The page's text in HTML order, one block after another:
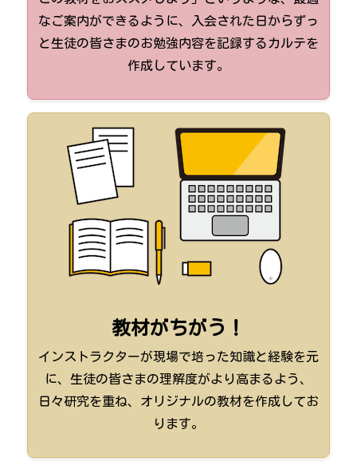
なご案内ができるように、入会された日からずっ
と生徒の皆さまのお勉強内容を記録するカルテを
作成しています。
教材がちがう！
インストラクターが現場で培った知識と経験を元
に、生徒の皆さまの理解度がより高まるよう、
日々研究を重ね、オリジナルの教材を作成してお
ります。